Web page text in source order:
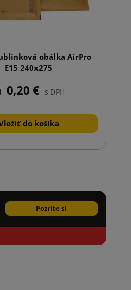
obálka AirPro
E15 240x275
0,20 € s DPH
do košíka
Pozrite si